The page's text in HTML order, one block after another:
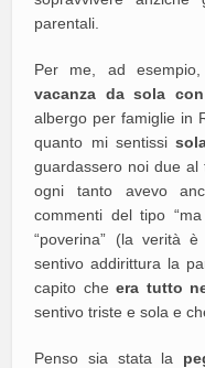
parentali.
Per me, ad
vacanza da sola
albergo per famiglie in
quanto mi sentissi
guardassero noi due
ogni tanto avevo
commenti del tipo
“poverina” (la verità
sentivo addirittura la
capito cheera tutto
sentivo triste e sola e
Penso sia stata la